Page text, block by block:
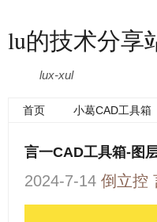
lu的技术分享
lux-xul
首页 小葛CAD工具箱
言一CAD工具箱-图
2024-7-14 倒立控